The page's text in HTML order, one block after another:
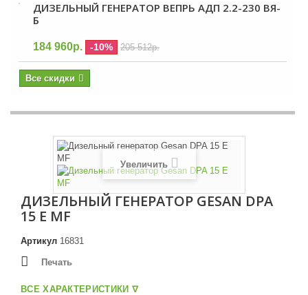
ДИЗЕЛЬНЫЙ ГЕНЕРАТОР ВЕПРЬ АДП 2.2-230 ВЯ-
Б
184 960р. -10% 205 512р.
Все скидки
Увеличить
ДИЗЕЛЬНЫЙ ГЕНЕРАТОР GESAN DPA
15 E MF
Артикул 16831
Печать
ВСЕ ХАРАКТЕРИСТИКИ ᐁ